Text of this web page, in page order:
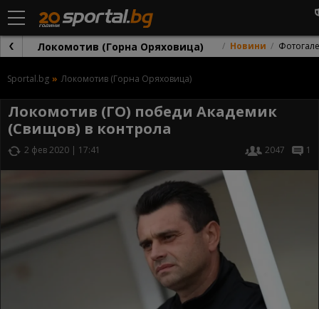
Локомотив (Горна Оряховица) Новини
Sportal.bg Локомотив (Горна Оряховица)
Локомотив (ГО) победи Академик
(Свищов) в контрола
2 фев 2020 | 17:41 2047 1